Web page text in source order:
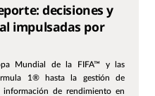
decisiones y
impulsadas por
Mundial de la FIFA™ y las
1® hasta la gestión de
de rendimiento en